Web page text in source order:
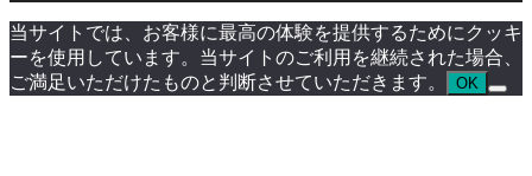
当サイトでは、お客様に最高の体験を提供するためにクッキ
ーを使用しています。当サイトのご利用を継続された場合、
ご満足いただけたものと判断させていただきます。
OK